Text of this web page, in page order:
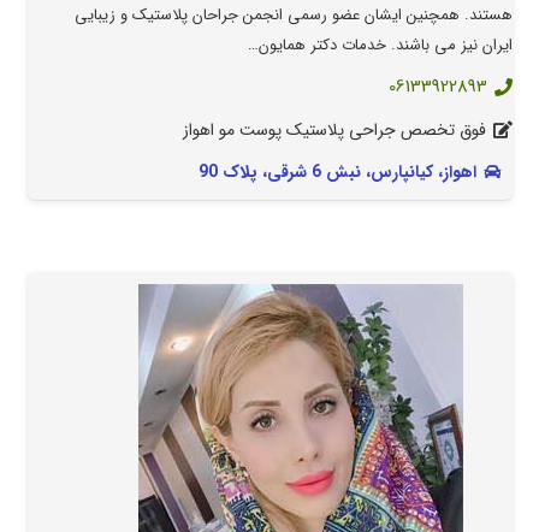
هستند. همچنین ایشان عضو رسمی انجمن جراحان پلاستیک و زیبایی
ایران نیز می باشند. خدمات دکتر همایون…
06133922893
فوق تخصص جراحی پلاستیک پوست مو اهواز
اهواز، کیانپارس، نبش 6 شرقی، پلاک 90